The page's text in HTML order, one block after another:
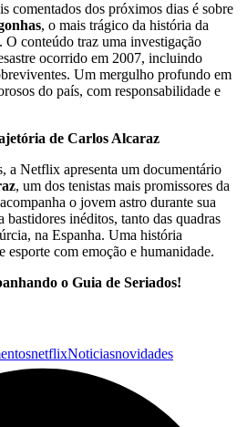
comentados dos próximos dias é sobre
, o mais trágico da história da
conteúdo traz uma investigação
ocorrido em 2007, incluindo
Um mergulho profundo em
do país, com responsabilidade e
de Carlos Alcaraz
a Netflix apresenta um documentário
, um dos tenistas mais promissores da
o jovem astro durante sua
bastidores inéditos, tanto das quadras
na Espanha. Uma história
esporte com emoção e humanidade.
o Guia de Seriados!
netflixNoticiasnovidades